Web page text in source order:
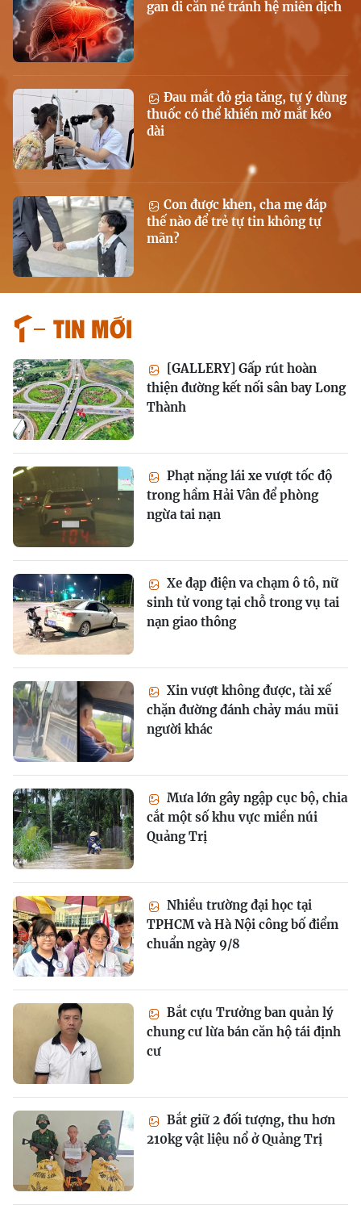
gan di căn né tránh hệ miễn dịch
Đau mắt đỏ gia tăng, tự ý dùng
thuốc có thể khiến mờ mắt kéo
dài
Con được khen, cha mẹ đáp
thế nào để trẻ tự tin không tự
mãn?
Tin mới
[GALLERY] Gấp rút hoàn
thiện đường kết nối sân bay Long
Thành
Phạt nặng lái xe vượt tốc độ
trong hầm Hải Vân để phòng
ngừa tai nạn
Xe đạp điện va chạm ô tô, nữ
sinh tử vong tại chỗ trong vụ tai
nạn giao thông
Xin vượt không được, tài xế
chặn đường đánh chảy máu mũi
người khác
Mưa lớn gây ngập cục bộ, chia
cắt một số khu vực miền núi
Quảng Trị
Nhiều trường đại học tại
TPHCM và Hà Nội công bố điểm
chuẩn ngày 9/8
Bắt cựu Trưởng ban quản lý
chung cư lừa bán căn hộ tái định
cư
Bắt giữ 2 đối tượng, thu hơn
210kg vật liệu nổ ở Quảng Trị